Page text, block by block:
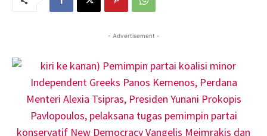
- Advertisement -